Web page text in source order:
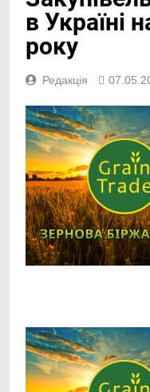
в Україні
року
Редакція